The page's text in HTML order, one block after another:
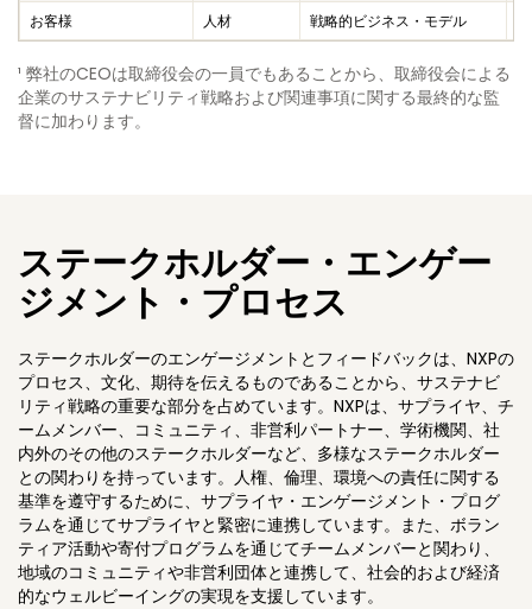
お客様
人材 戦略的ビジネス・モデル
¹ 弊社のCEOは取締役会の一員でもあることから、取締役会による
企業のサステナビリティ戦略および関連事項に関する最終的な監
督に加わります。
ステークホルダー・エンゲー
ジメント・プロセス
ステークホルダーのエンゲージメントとフィードバックは、NXPの
プロセス、文化、期待を伝えるものであることから、サステナビ
リティ戦略の重要な部分を占めています。NXPは、サプライヤ、チ
ームメンバー、コミュニティ、非営利パートナー、学術機関、社
内外のその他のステークホルダーなど、多様なステークホルダー
との関わりを持っています。人権、倫理、環境への責任に関する
基準を遵守するために、サプライヤ・エンゲージメント・プログ
ラムを通じてサプライヤと緊密に連携しています。また、ボラン
ティア活動や寄付プログラムを通じてチームメンバーと関わり、
地域のコミュニティや非営利団体と連携して、社会的および経済
的なウェルビーイングの実現を支援しています。